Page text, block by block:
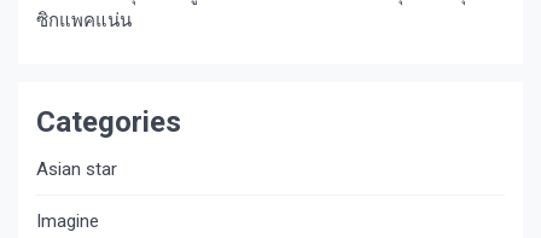
ซิกแพคแน่น
Categories
Asian star
Imagine​